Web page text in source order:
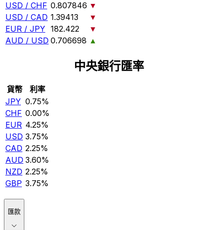
USD / CHF 0.807846 ▼
USD / CAD 1.39413
▼
EUR / JPY 182.422
▼
AUD / USD 0.706698 ▲
中央銀行匯率
貨幣
利率
JPY 0.75%
CHF 0.00%
EUR 4.25%
USD 3.75%
CAD 2.25%
AUD 3.60%
NZD 2.25%
GBP 3.75%
匯款